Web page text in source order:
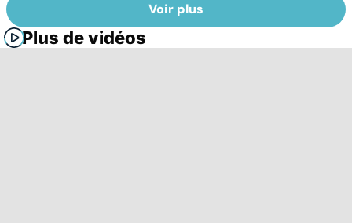
Voir plus
Plus de vidéos